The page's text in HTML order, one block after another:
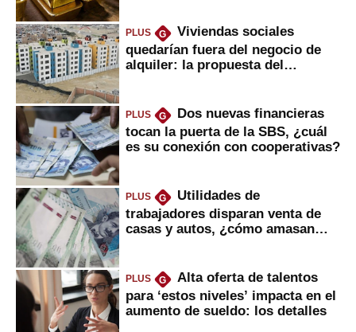
PLUS G
Viviendas sociales
quedarían fuera del negocio de
alquiler: la propuesta del
PLUS G
Dos nuevas financieras
tocan la puerta de la SBS, ¿cuál
es su conexión con cooperativas?
PLUS G
Utilidades de
trabajadores disparan venta de
casas y autos, ¿cómo amasan
PLUS G
Alta oferta de talentos
para ‘estos niveles’ impacta en el
aumento de sueldo: los detalles